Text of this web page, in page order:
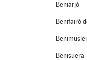
Beniarjó
Benifairó
Benisuera